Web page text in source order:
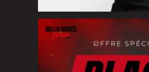
Black Friday chez Bella
Du...